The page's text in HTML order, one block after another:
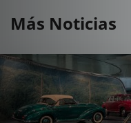
Más Noticias